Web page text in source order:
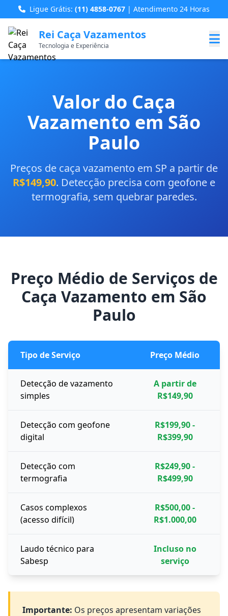
Ligue Grátis: (11) 4858-0767 | Atendimento 24 Horas
Rei Caça Vazamentos
Tecnologia e Experiência
Valor do Caça
Vazamento em São
Paulo
Preços de caça vazamento em SP a partir de
R$149,90. Detecção precisa com geofone e
termografia, sem quebrar paredes.
Preço Médio de Serviços de
Caça Vazamento em São
Paulo
Tipo de Serviço Preço Médio
Detecção de vazamento
simples
A partir de
R$149,90
Detecção com geofone
digital
R$199,90 -
R$399,90
Detecção com
termografia
R$249,90 -
R$499,90
Casos complexos
(acesso difícil)
R$500,00 -
R$1.000,00
Laudo técnico para
Sabesp
Incluso no
serviço
Importante: Os preços apresentam variações